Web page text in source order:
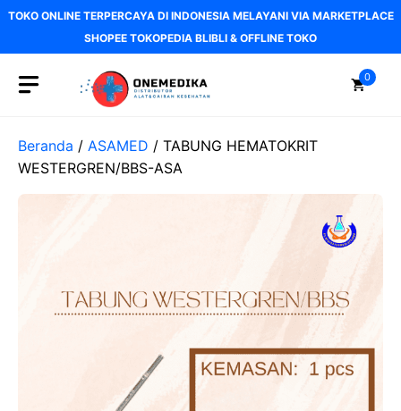
Langsung
isi
TOKO ONLINE TERPERCAYA DI INDONESIA MELAYANI VIA MARKETPLACE
SHOPEE TOKOPEDIA BLIBLI & OFFLINE TOKO
0
Beranda / ASAMED / TABUNG HEMATOKRIT
WESTERGREN/BBS-ASA